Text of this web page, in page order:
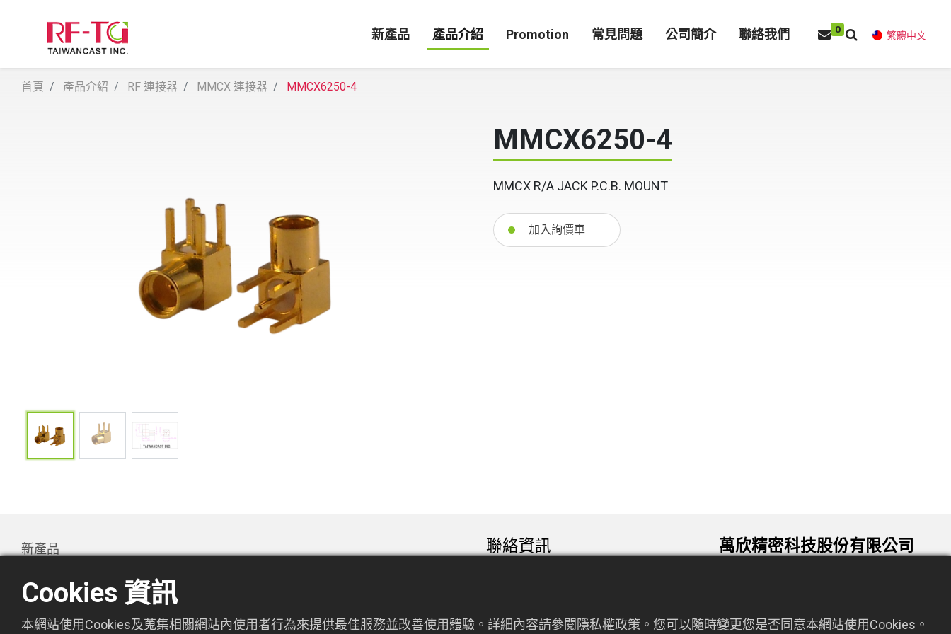
新產品 產品介紹 Promotion 常見問題 公司簡介 聯絡我們 0
繁體中文
首頁 產品介紹 RF 連接器 MMCX 連接器 MMCX6250-4
MMCX6250-4
MMCX R/A JACK P.C.B. MOUNT
加入詢價車
新產品
Promotion
關於萬欣
聯絡資訊
886-3-3787131
萬欣精密科技股份有限公司
Cookies 資訊
本網站使用Cookies及蒐集相關網站內使用者行為來提供最佳服務並改善使用體驗。詳細內容請參閱隱私權政策。您可以隨時變更您是否同意本網站使用Cookies。